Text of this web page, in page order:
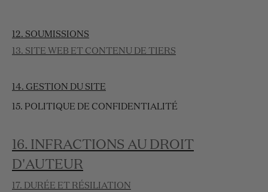
12. SOUMISSIONS
13. SITE WEB ET CONTENU DE TIERS
14. GESTION DU SITE
15. POLITIQUE DE CONFIDENTIALITÉ
16. INFRACTIONS AU DROIT
D'AUTEUR
17. DURÉE ET RÉSILIATION